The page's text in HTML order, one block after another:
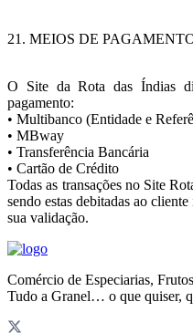
21. MEIOS DE
O Site da Rota das Índias
pagamento:
• Multibanco (Entidade e
• MBway
• Transferência Bancária
• Cartão de Crédito
Todas as transações no Site
sendo estas debitadas ao
sua validação.
Comércio de Especiarias,
Tudo a Granel… o que quiser,